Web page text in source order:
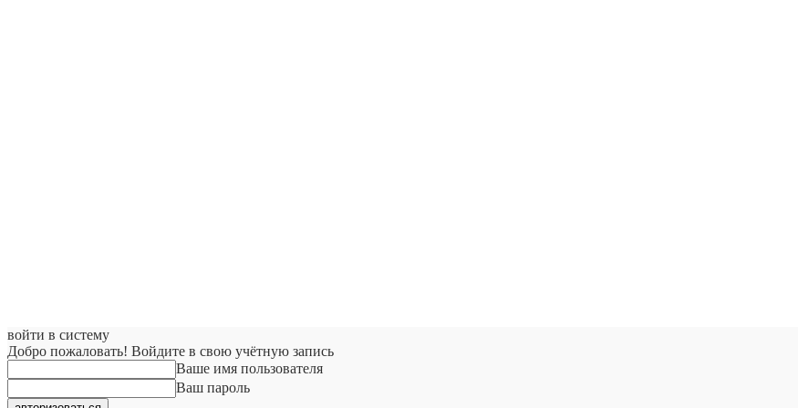
войти в систему
Добро пожаловать! Войдите в свою учётную запись
Ваше имя пользователя
Ваш пароль